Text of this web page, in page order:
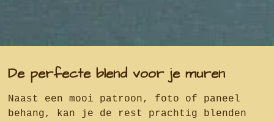
De perfecte blend voor je muren
Naast een mooi patroon, foto of paneel
behang, kan je de rest prachtig blenden